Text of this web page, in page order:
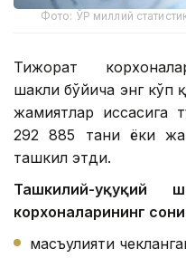
Фото: ЎР миллий
Тижорат
шакли бўйича энг кўп
жамиятлар ҳиссасига
292 885 тани ёки
ташкил этди.
Ташкилий-
корхоналарининг
масъулияти